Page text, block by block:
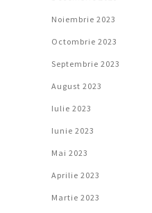
Noiembrie 2023
Octombrie 2023
Septembrie 2023
August 2023
Iulie 2023
Iunie 2023
Mai 2023
Aprilie 2023
Martie 2023